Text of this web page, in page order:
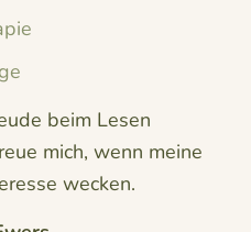
beim Lesen
mich, wenn meine
wecken.